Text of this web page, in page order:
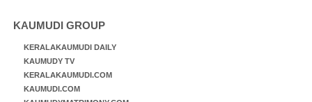
KAUMUDI GROUP
KERALAKAUMUDI DAILY
KAUMUDY TV
KERALAKAUMUDI.COM
KAUMUDI.COM